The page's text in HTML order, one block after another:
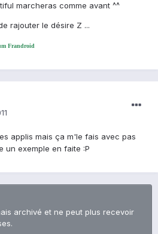
marcheras comme avant ^^
rajouter le désire Z ...
Frandroid
applis mais ça m'le fais avec pas
un exemple en faite :P
archivé et ne peut plus recevoir